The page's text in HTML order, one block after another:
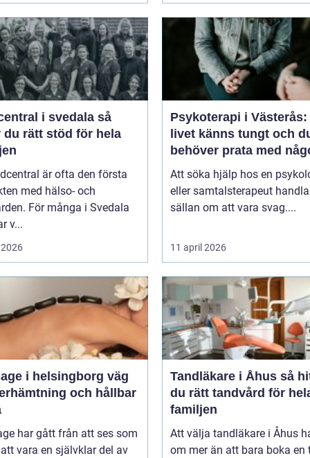
i svedala så
du rätt stöd för hela
är ofta den första
med hälso- och
För många i Svedala
v...
Psykoterapi i Västerås:
livet känns tungt och
behöver prata med
Att söka hjälp hos en
eller samtalsterapeut
sällan om att vara svag....
11 april 2026
i helsingborg väg
och hållbar
har gått från att ses som
vara en självklar del av
Tandläkare i Åhus så hittar
du rätt tandvård för
familjen
Att välja tandläkare i Åhus
om mer än att bara boka en